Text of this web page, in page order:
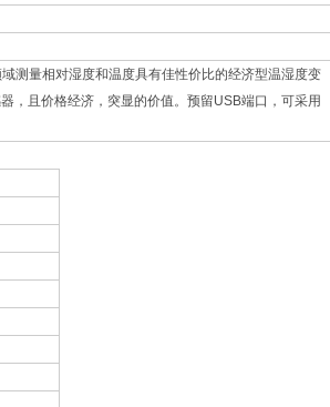
测量相对湿度和温度具有佳性价比的经济型温湿度变
，且价格经济，突显的价值。预留USB端口，可采用